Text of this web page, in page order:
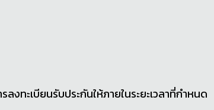
งทะเบียนรับประกันให้ภายในระยะเวลาที่กำหนด